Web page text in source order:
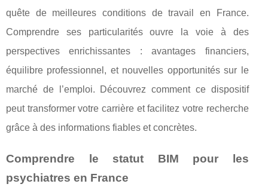
quête de meilleures conditions de travail en France.
Comprendre ses particularités ouvre la voie à des
perspectives enrichissantes : avantages financiers,
équilibre professionnel, et nouvelles opportunités sur le
marché de l’emploi. Découvrez comment ce dispositif
peut transformer votre carrière et facilitez votre recherche
grâce à des informations fiables et concrètes.
Comprendre le statut BIM pour les
psychiatres en France